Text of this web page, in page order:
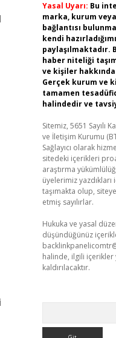
Yasal Uyarı: Bu
marka, kurum
bağlantısı
kendi
haber niteliği
ve kişiler
Gerçek kurum ve
tamamen
halindedir ve
Sitemiz, 5651 Sayılı
ve İletişim Kurumu
Sağlayıcı olarak
sitedeki içerikleri
araştırma
üyelerimiz
taşımakta olup,
etmiş sayılırlar.
Hukuka ve yasal
düşündüğünüz
halinde, ilgili
kaldırılacaktır.